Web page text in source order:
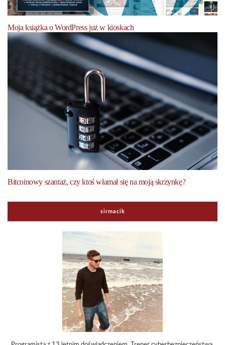
Moja książka o WordPress już w kioskach
Bitcoinowy szantaż, czy ktoś włamał się na moją skrzynkę?
sirmacik